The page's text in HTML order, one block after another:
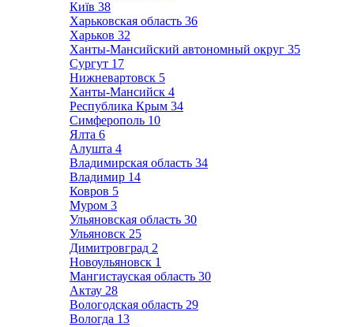
Київ 38
Харьковская область 36
Харьков 32
Ханты-Мансийский автономный округ 35
Сургут 17
Нижневартовск 5
Ханты-Мансийск 4
Республика Крым 34
Симферополь 10
Ялта 6
Алушта 4
Владимирская область 34
Владимир 14
Ковров 5
Муром 3
Ульяновская область 30
Ульяновск 25
Димитровград 2
Новоульяновск 1
Мангистауская область 30
Актау 28
Вологодская область 29
Вологда 13